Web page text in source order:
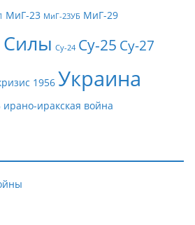
МиГ-23 МиГ-23УБ МиГ-29
Су-24 Су-25 Су-27
1956 Украина
ирано-иракская война